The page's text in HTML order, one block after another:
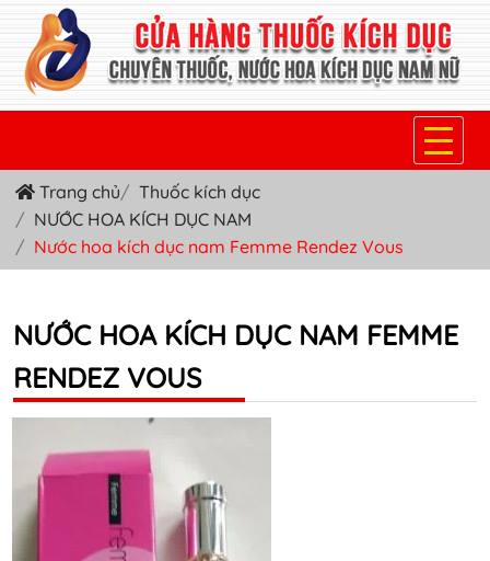
TRANG CHỦ
THUỐC KÍCH DỤC NỮ
THUỐC VIÊN KÍCH DỤC NAM
SẢN PHẨM KHÁC
TIN TỨC & BLOG
Trang chủ
Thuốc kích dục
NƯỚC HOA KÍCH DỤC NAM
Nước hoa kích dục nam Femme Rendez Vous
NƯỚC HOA KÍCH DỤC NAM FEMME
RENDEZ VOUS